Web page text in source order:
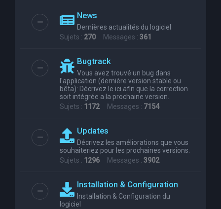
News
Dernières actualités du logiciel
Sujets : 270 Messages : 361
Bugtrack
Vous avez trouvé un bug dans
l'application (dernière version stable ou
bêta): Décrivez le ici afin que la correction
soit intégrée a la prochaine version.
Sujets : 1172Messages : 7154
Updates
Décrivez les améliorations que vous
souhaiteriez pour les prochaines versions.
Sujets : 1296 Messages : 3902
Installation & Configuration
Installation & Configuration du
logiciel